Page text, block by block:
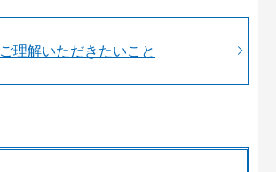
ご理解いただきたいこと